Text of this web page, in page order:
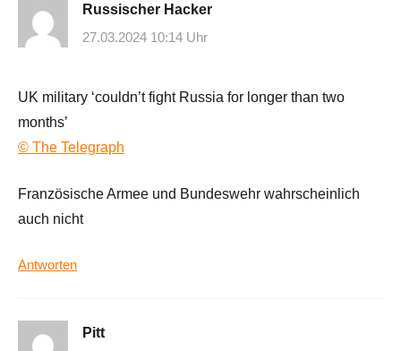
Russischer Hacker
27.03.2024 10:14 Uhr
UK military ‘couldn’t fight Russia for longer than two
months’
© The Telegraph
Französische Armee und Bundeswehr wahrscheinlich
auch nicht
Antworten
Pitt